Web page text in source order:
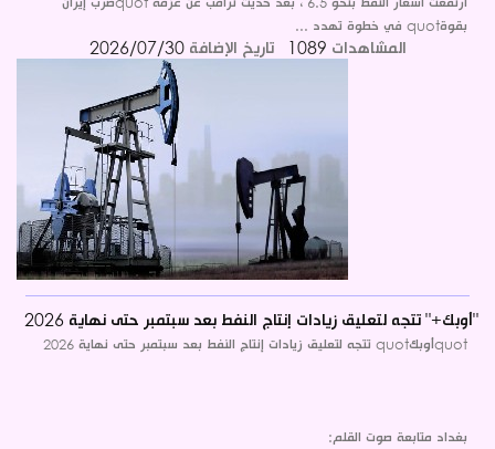
بقوةquot في خطوة تهدد ...
المشاهدات تاريخ الإضافة 2026/07/30
"أوبك+" تتجه لتعليق زيادات إنتاج النفط بعد سبتمبر حتى نهاية 2026
quotأوبكquot تتجه لتعليق زيادات إنتاج النفط بعد سبتمبر حتى نهاية 2026
بغداد متابعة صوت القلم: